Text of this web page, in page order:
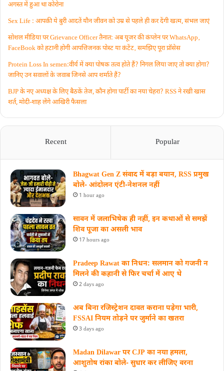
अगस्त में हुआ था कोरोना
Sex Life : आपकी ये बुरी आदतें याैन जीवन को उम्र से पहले ही कर देंगी खत्म, संभल जाएं
सोशल मीडिया पर Grievance Officer तैनात: अब यूजर की कंप्लेन पर WhatsApp‚
FaceBook को हटानी होगी आपत्तिजनक पोस्ट या कंटेंट‚ समझिए पूरा प्रॉसेस
Protein Loss In semen:वीर्य में क्या पोषक तत्व होते हैं? निगल लिया जाए तो क्या होगा?
जानिए उन सवालों के जवाब जिनसे आप शर्माते हैं?
BJP के नए अध्यक्ष के लिए बैठकें तेज, कौन होगा पार्टी का नया चेहरा? RSS ने रखी खास
शर्त, मोदी-शाह लेंगे आखिरी फैसला
Recent Popular
Bhagwat Gen Z संवाद में बड़ा बयान, RSS प्रमुख
बोले- आंदोलन एंटी-नेशनल नहीं
1 hour ago
सावन में जलाभिषेक ही नहीं, इन कथाओं से समझें
शिव पूजा का असली भाव
17 hours ago
Pradeep Rawat का निधन: सलमान को गजनी न
मिलने की कहानी से फिर चर्चा में आए थे
2 days ago
अब बिना रजिस्ट्रेशन दावत कराना पड़ेगा भारी,
FSSAI नियम तोड़ने पर जुर्माने का खतरा
3 days ago
Madan Dilawar पर CJP का नया हमला,
आशुतोष रांका बोले- सुधार कर लीजिए वरना